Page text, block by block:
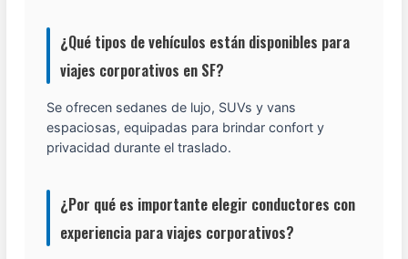
¿Qué tipos de vehículos están disponibles para
viajes corporativos en SF?
Se ofrecen sedanes de lujo, SUVs y vans
espaciosas, equipadas para brindar confort y
privacidad durante el traslado.
¿Por qué es importante elegir conductores con
experiencia para viajes corporativos?